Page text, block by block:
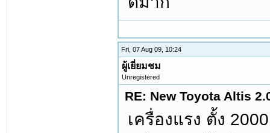
Fri, 07 Aug 09, 10:24
ผู้เยี่ยมชม
Unregistered
RE: New Toyota Altis
เครื่องแรง ตั้ง